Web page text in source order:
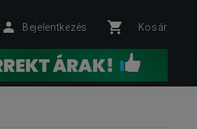
Bejelentkezés Kosár